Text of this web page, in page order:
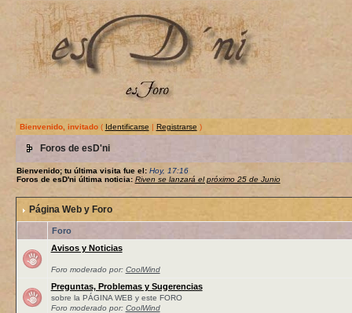
Bienvenido, invitado( Identificarse | Registrarse )
Foros de esD'ni
Bienvenido; tu última visita fue el: Hoy, 17:16
Foros de esD'ni última noticia: Riven se lanzará el próximo 25 de Junio
Página Web y Foro
Foro
Avisos y Noticias
Foro moderado por: CoolWind
Preguntas, Problemas y Sugerencias
sobre la PÁGINA WEB y este FORO
Foro moderado por: CoolWind